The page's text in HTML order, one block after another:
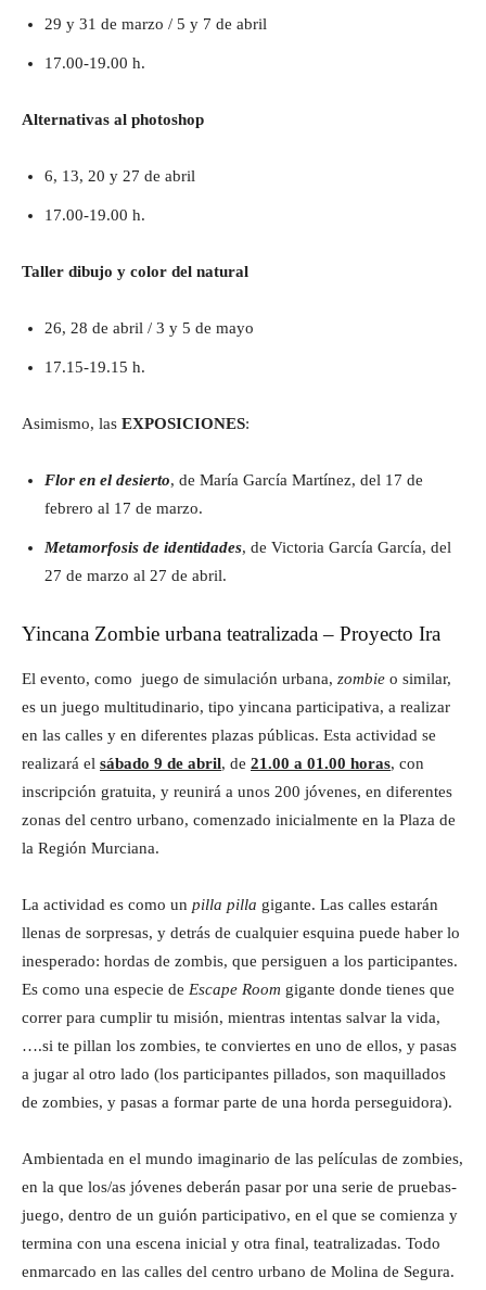
29 y 31 de marzo / 5 y 7 de abril
17.00-19.00 h.
Alternativas al photoshop
6, 13, 20 y 27 de abril
17.00-19.00 h.
Taller dibujo y color del natural
26, 28 de abril / 3 y 5 de mayo
17.15-19.15 h.
Asimismo, las EXPOSICIONES:
Flor en el desierto, de María García Martínez, del 17 de
febrero al 17 de marzo.
Metamorfosis de identidades, de Victoria García García, del
27 de marzo al 27 de abril.
Yincana Zombie urbana teatralizada – Proyecto Ira
El evento, como juego de simulación urbana, zombie o similar,
es un juego multitudinario, tipo yincana participativa, a realizar
en las calles y en diferentes plazas públicas. Esta actividad se
realizará el sábado 9 de abril, de 21.00 a 01.00 horas, con
inscripción gratuita, y reunirá a unos 200 jóvenes, en diferentes
zonas del centro urbano, comenzado inicialmente en la Plaza de
la Región Murciana.
La actividad es como un pilla pilla gigante. Las calles estarán
llenas de sorpresas, y detrás de cualquier esquina puede haber lo
inesperado: hordas de zombis, que persiguen a los participantes.
Es como una especie de Escape Room gigante donde tienes que
correr para cumplir tu misión, mientras intentas salvar la vida,
….si te pillan los zombies, te conviertes en uno de ellos, y pasas
a jugar al otro lado (los participantes pillados, son maquillados
de zombies, y pasas a formar parte de una horda perseguidora).
Ambientada en el mundo imaginario de las películas de zombies,
en la que los/as jóvenes deberán pasar por una serie de pruebas-
juego, dentro de un guión participativo, en el que se comienza y
termina con una escena inicial y otra final, teatralizadas. Todo
enmarcado en las calles del centro urbano de Molina de Segura.